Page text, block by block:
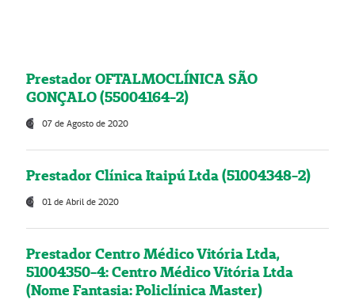
Prestador OFTALMOCLÍNICA SÃO
GONÇALO (55004164-2)
07 de Agosto de 2020
Prestador Clínica Itaipú Ltda (51004348-2)
01 de Abril de 2020
Prestador Centro Médico Vitória Ltda,
51004350-4: Centro Médico Vitória Ltda
(Nome Fantasia: Policlínica Master)